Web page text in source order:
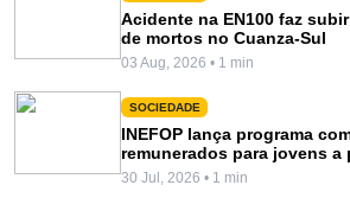
Acidente na EN100 faz
de mortos no Cuanza-Sul
03 Aug, 2026 • 1 min
SOCIEDADE
INEFOP lança programa
remunerados para jovens a
30 Jul, 2026 • 1 min